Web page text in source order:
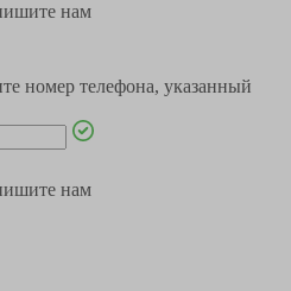
нам
номер телефона, указанный
нам